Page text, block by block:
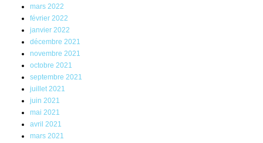
mars 2022
février 2022
janvier 2022
décembre 2021
novembre 2021
octobre 2021
septembre 2021
juillet 2021
juin 2021
mai 2021
avril 2021
mars 2021